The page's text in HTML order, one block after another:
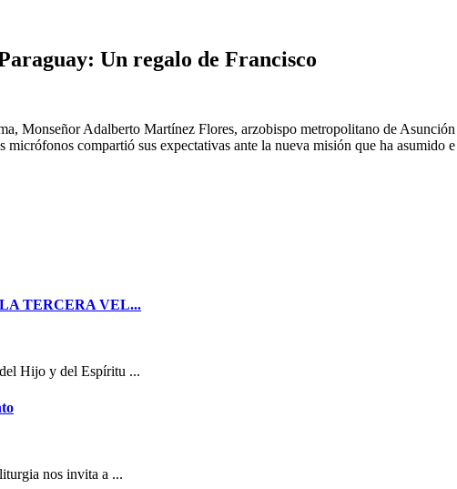
Un regalo de Francisco
Monseñor Adalberto Martínez Flores, arzobispo metropolitano de
micrófonos compartió sus expectativas ante la nueva misión que ha asumido
TERCERA VEL...
Hijo y del Espíritu ...
nos invita a ...